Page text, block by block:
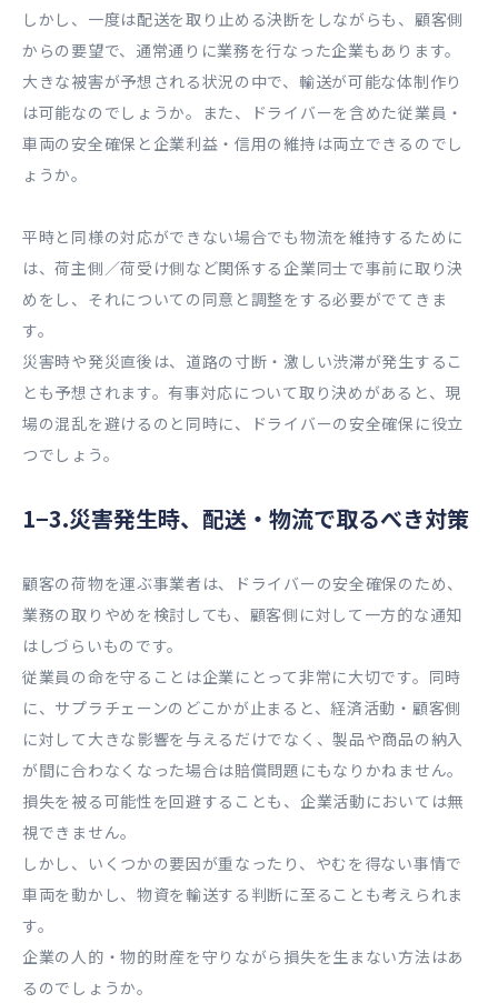
しかし、一度は配送を取り止める決断をしながらも、顧客側
からの要望で、通常通りに業務を行なった企業もあります。
大きな被害が予想される状況の中で、輸送が可能な体制作り
は可能なのでしょうか。また、ドライバーを含めた従業員・
車両の安全確保と企業利益・信用の維持は両立できるのでし
ょうか。
平時と同様の対応ができない場合でも物流を維持するために
は、荷主側／荷受け側など関係する企業同士で事前に取り決
めをし、それについての同意と調整をする必要がでてきま
す。
災害時や発災直後は、道路の寸断・激しい渋滞が発生するこ
とも予想されます。有事対応について取り決めがあると、現
場の混乱を避けるのと同時に、ドライバーの安全確保に役立
つでしょう。
1−3.災害発生時、配送・物流で取るべき対策
顧客の荷物を運ぶ事業者は、ドライバーの安全確保のため、
業務の取りやめを検討しても、顧客側に対して一方的な通知
はしづらいものです。
従業員の命を守ることは企業にとって非常に大切です。同時
に、サプラチェーンのどこかが止まると、経済活動・顧客側
に対して大きな影響を与えるだけでなく、製品や商品の納入
が間に合わなくなった場合は賠償問題にもなりかねません。
損失を被る可能性を回避することも、企業活動においては無
視できません。
しかし、いくつかの要因が重なったり、やむを得ない事情で
車両を動かし、物資を輸送する判断に至ることも考えられま
す。
企業の人的・物的財産を守りながら損失を生まない方法はあ
るのでしょうか。